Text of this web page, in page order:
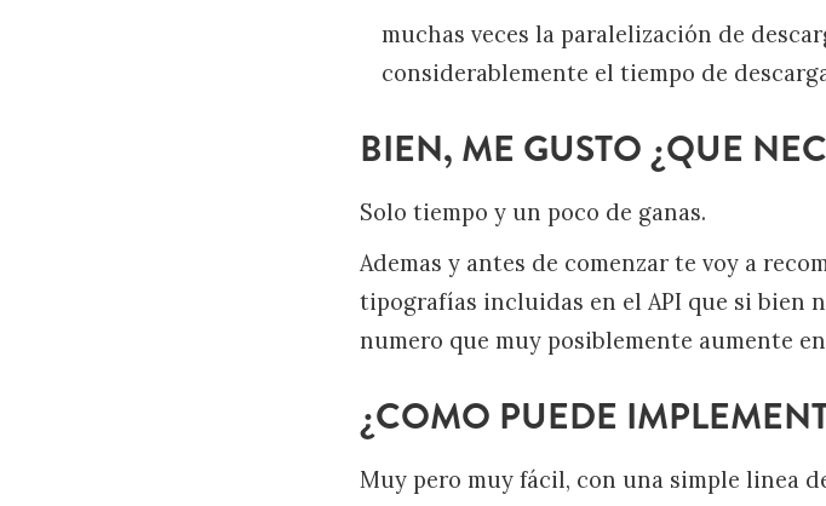
muchas veces la paralelización de
considerablemente el tiempo de
BIEN, ME GUSTO ¿QUE
Solo tiempo y un poco de ganas.
Ademas y antes de comenzar te voy a
tipografías incluidas en el API que si bien
numero que muy posiblemente aumente
¿COMO PUEDE
Muy pero muy fácil, con una simple linea